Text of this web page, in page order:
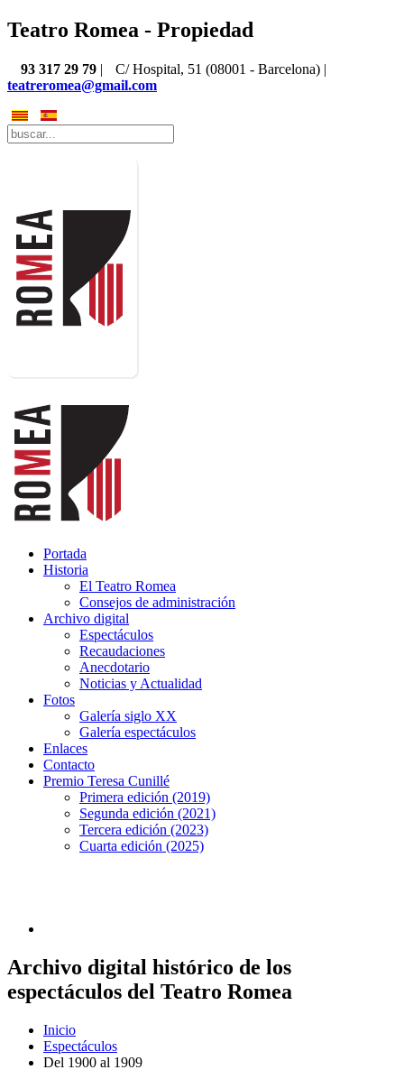
Teatro Romea - Propiedad
93 317 29 79 |
C/ Hospital, 51 (08001 - Barcelona) |
teatreromea@gmail.com
Portada
Historia
El Teatro Romea
Consejos de administración
Archivo digital
Espectáculos
Recaudaciones
Anecdotario
Noticias y Actualidad
Fotos
Galería siglo XX
Galería espectáculos
Enlaces
Contacto
Premio Teresa Cunillé
Primera edición (2019)
Segunda edición (2021)
Tercera edición (2023)
Cuarta edición (2025)
Archivo digital histórico de los
espectáculos del Teatro Romea
Inicio
Espectáculos
Del 1900 al 1909